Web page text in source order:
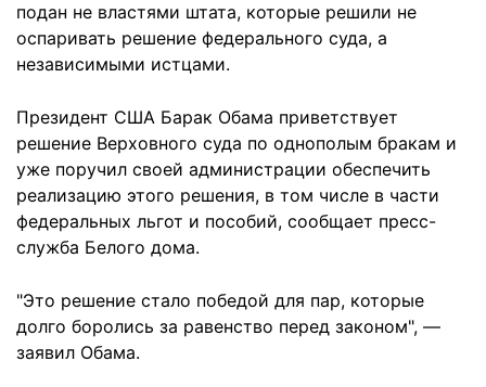
подан не властями штата, которые решили не
оспаривать решение федерального суда, а
независимыми истцами.
Президент США Барак Обама приветствует
решение Верховного суда по однополым бракам и
уже поручил своей администрации обеспечить
реализацию этого решения, в том числе в части
федеральных льгот и пособий, сообщает пресс-
служба Белого дома.
"Это решение стало победой для пар, которые
долго боролись за равенство перед законом", —
заявил Обама.